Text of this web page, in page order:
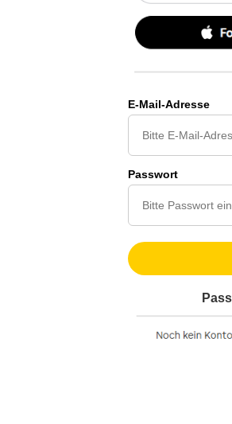
E-Mail-Adresse
Passwort